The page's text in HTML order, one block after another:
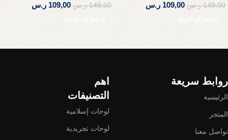
149,00 ر.س 109,00 ر.س
إضافة إلى السلة
149,00 ر.س 109,00 ر.س
إضافة إلى السلة
Read More
روابط سريعة
الرئيسية
المتجر
تواصل معنا
اهم
التصنيفات
لوحات إسلامية
لوحات تجريدية